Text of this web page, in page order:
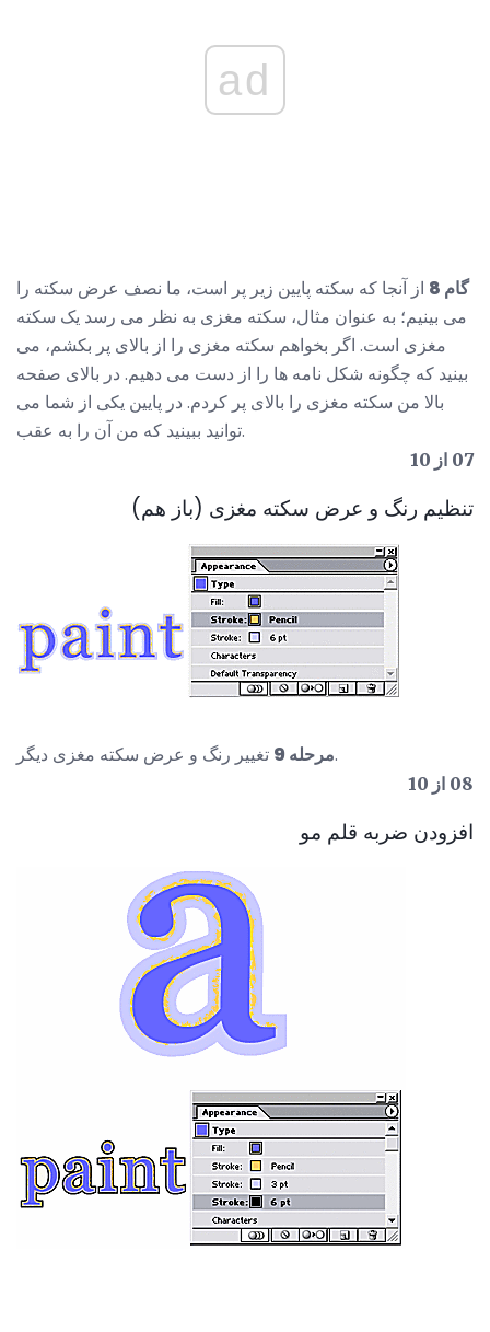
ad
گام 8
از آنجا که سکته پایین زیر پر است، ما نصف عرض سکته را
می بینیم؛ به عنوان مثال، سکته مغزی به نظر می رسد یک سکته
مغزی است. اگر بخواهم سکته مغزی را از بالای پر بکشم، می
بینید که چگونه شکل نامه ها را از دست می دهیم. در بالای صفحه
بالا من سکته مغزی را بالای پر کردم. در پایین یکی از شما می
توانید ببینید که من آن را به عقب.
07 از 10
تنظیم رنگ و عرض سکته مغزی (باز هم)
مرحله 9تغییر رنگ و عرض سکته مغزی دیگر.
08 از 10
افزودن ضربه قلم مو